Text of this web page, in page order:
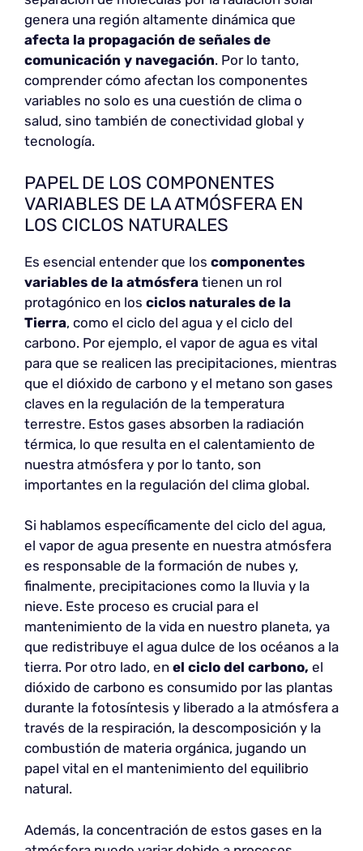
genera una región altamente dinámica que
afecta la propagación de señales de
comunicación y navegación. Por lo tanto,
comprender cómo afectan los componentes
variables no solo es una cuestión de clima o
salud, sino también de conectividad global y
tecnología.
PAPEL DE LOS COMPONENTES
VARIABLES DE LA ATMÓSFERA EN
LOS CICLOS NATURALES
Es esencial entender que los componentes
variables de la atmósfera tienen un rol
protagónico en los ciclos naturales de la
Tierra, como el ciclo del agua y el ciclo del
carbono. Por ejemplo, el vapor de agua es vital
para que se realicen las precipitaciones, mientras
que el dióxido de carbono y el metano son gases
claves en la regulación de la temperatura
terrestre. Estos gases absorben la radiación
térmica, lo que resulta en el calentamiento de
nuestra atmósfera y por lo tanto, son
importantes en la regulación del clima global.
Si hablamos específicamente del ciclo del agua,
el vapor de agua presente en nuestra atmósfera
es responsable de la formación de nubes y,
finalmente, precipitaciones como la lluvia y la
nieve. Este proceso es crucial para el
mantenimiento de la vida en nuestro planeta, ya
que redistribuye el agua dulce de los océanos a la
tierra. Por otro lado, en el ciclo del carbono, el
dióxido de carbono es consumido por las plantas
durante la fotosíntesis y liberado a la atmósfera a
través de la respiración, la descomposición y la
combustión de materia orgánica, jugando un
papel vital en el mantenimiento del equilibrio
natural.
Además, la concentración de estos gases en la